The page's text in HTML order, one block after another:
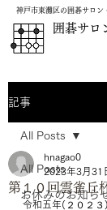
囲碁サロ
神戸市東灘区の囲碁サロン
記事
All Posts
お休みのお知ら
All Posts
第１０回雲雀丘
hnagao0
2023年3月31
令和五年(２０２